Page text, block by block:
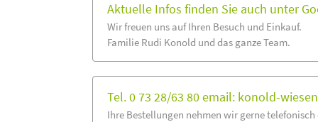
Aktuelle Infos finden Sie auch unter
Wir freuen uns auf Ihren Besuch und Einkauf.
Familie Rudi Konold und das ganze Team.
Tel. 0 73 28/63 80 email: konold-
Ihre Bestellungen nehmen wir gerne